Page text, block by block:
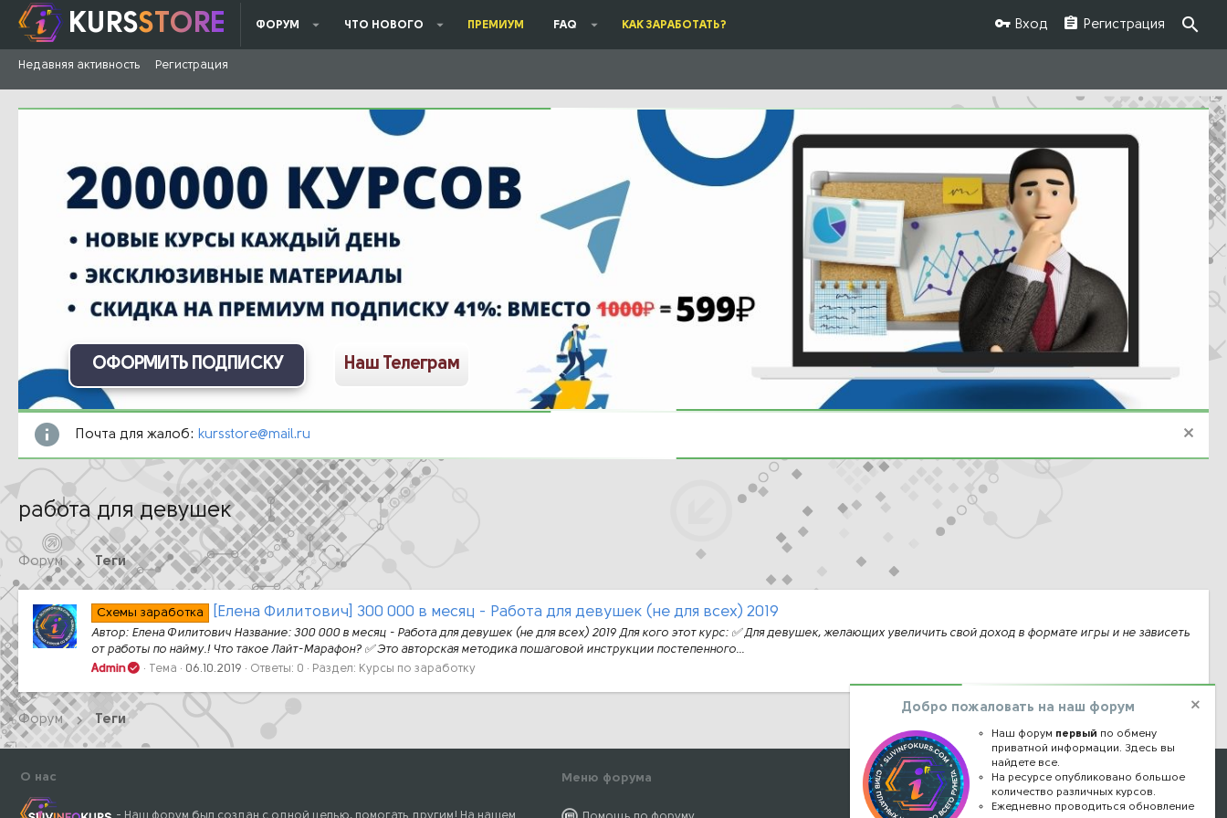
KURSSTORE ФОРУМ ЧТО НОВОГО ПРЕМИУМ FAQ КАК ЗАРАБОТАТЬ? Вход Регистрация
Недавняя активность Регистрация
ОФОРМИТЬ ПОДПИСКУ Наш Телеграм
Почта для жалоб: kursstore@mail.ru
работа для девушек
Форум Теги
Схемы заработка [Елена Филитович] 300 000 в месяц - Работа для девушек (не для всех) 2019
Автор: Елена Филитович Название: 300 000 в месяц - Работа для девушек (не для всех) 2019 Для кого этот курс: ✅ Для девушек, желающих увеличить свой доход в формате игры и не зависеть
от работы по найму.! Что такое Лайт-Марафон? ✅ Это авторская методика пошаговой инструкции постепенного...
Admin
Тема 06.10.2019 Ответы: 0 Раздел: Курсы по заработку
Форум Теги
О нас Меню форума Наши контакты
Добро пожаловать на наш форум
Наш форум первый по обмену
приватной информации. Здесь вы
найдете все.
На ресурсе опубликовано большое
количество различных курсов.
Ежедневно проводиться обновление